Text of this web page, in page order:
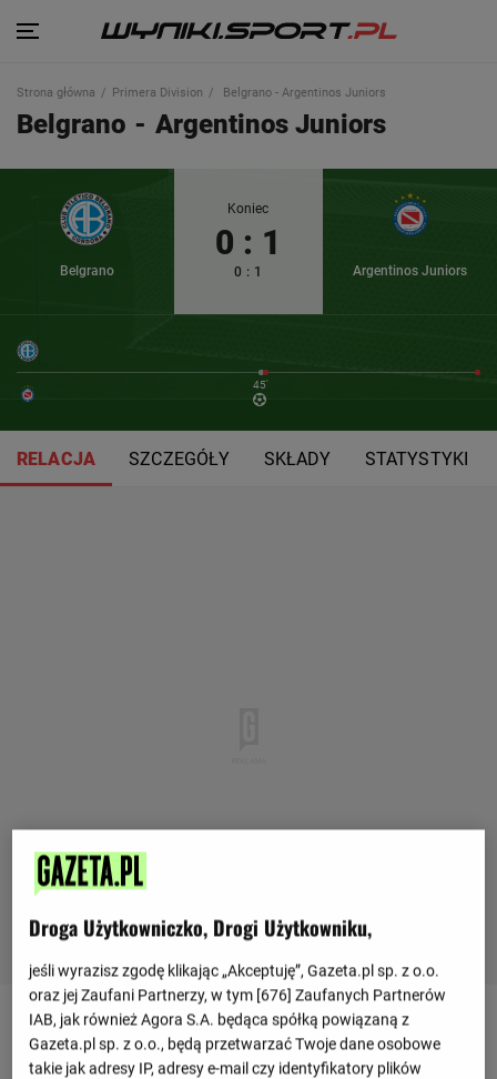
Strona główna Primera Division Belgrano - Argentinos Juniors
Belgrano - Argentinos Juniors
Belgrano
Koniec
0 : 1
0 : 1 Argentinos Juniors
45'
RELACJA SZCZEGÓŁY SKŁADY STATYSTYKI
Relacja z meczu Belgrano - Argentinos
Juniors
Droga Użytkowniczko, Drogi Użytkowniku,
jeśli wyrazisz zgodę klikając „Akceptuję”, Gazeta.pl sp. z o.o.
oraz jej Zaufani Partnerzy, w tym [676] Zaufanych Partnerów
IAB, jak również Agora S.A. będąca spółką powiązaną z
Gazeta.pl sp. z o.o., będą przetwarzać Twoje dane osobowe
takie jak adresy IP, adresy e-mail czy identyfikatory plików